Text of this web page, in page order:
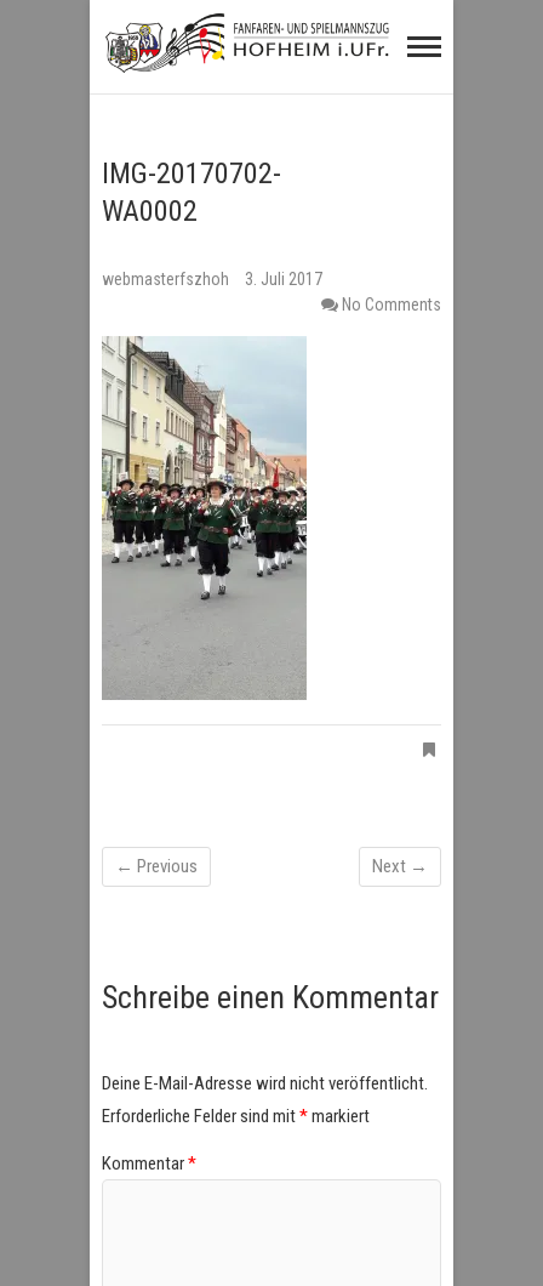
Fanfaren- und
Spielmannszug
IMG-20170702-
WA0002
webmasterfszhoh
3. Juli 2017
No Comments
← Previous Next →
Schreibe einen Kommentar
Deine E-Mail-Adresse wird nicht veröffentlicht.
Erforderliche Felder sind mit*markiert
Kommentar*